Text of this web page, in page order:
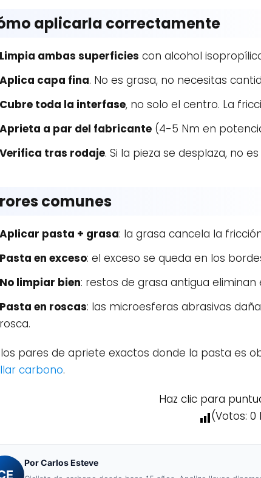
aplicarla correctamente
Limpia ambas superficies con alcohol
Aplica capa fina. No es grasa, no necesitas
Cubre toda la interfase, no solo el centro. La
Aprieta a par del fabricante (4-5 Nm en
Verifica tras rodaje. Si la pieza se desplaza, no
comunes
Aplicar pasta + grasa: la grasa cancela la
Pasta en exceso: el exceso se queda en los
No limpiar bien: restos de grasa antigua eliminan
Pasta en roscas: las microesferas abrasivas
rosca.
pares de apriete exactos donde la pasta es
carbono.
Haz clic para
(Votos: 0
Por Carlos Esteve